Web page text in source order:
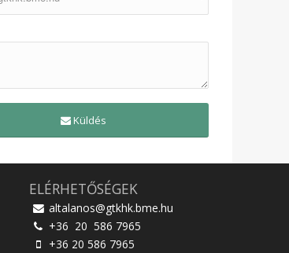
Küldés
ELÉRHETŐSÉGEK
altalanos@gtkhk.bme.hu
+36 20 586 7965
+36 20 586 7965